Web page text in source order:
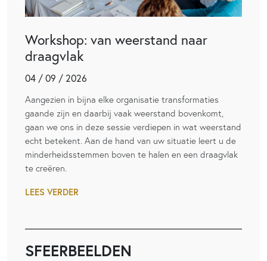
Workshop: van weerstand naar
draagvlak
04 / 09 / 2026
Aangezien in bijna elke organisatie transformaties
gaande zijn en daarbij vaak weerstand bovenkomt,
gaan we ons in deze sessie verdiepen in wat weerstand
echt betekent. Aan de hand van uw situatie leert u de
minderheidsstemmen boven te halen en een draagvlak
te creëren.
LEES VERDER
SFEERBEELDEN